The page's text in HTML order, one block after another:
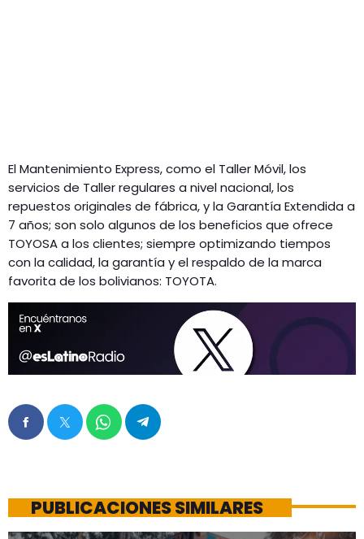
El Mantenimiento Express, como el Taller Móvil, los
servicios de Taller regulares a nivel nacional, los
repuestos originales de fábrica, y la Garantía Extendida a
7 años; son solo algunos de los beneficios que ofrece
TOYOSA a los clientes; siempre optimizando tiempos
con la calidad, la garantía y el respaldo de la marca
favorita de los bolivianos: TOYOTA.
PUBLICACIONES SIMILARES